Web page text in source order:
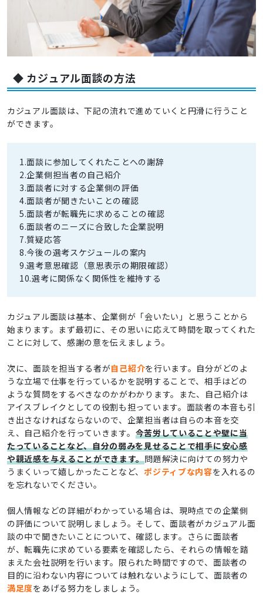
◆ カジュアル面談の方法
カジュアル面談は、下記の流れで進めていくと円滑に行うこと
ができます。
1.面談に参加してくれたことへの謝辞
2.企業側担当者の自己紹介
3.面談者に対する企業側の評価
4.面談者が聞きたいことの確認
5.面談者が転職先に求めることの確認
6.面談者のニーズに合致した企業説明
7.質疑応答
8.今後の選考スケジュールの案内
9.選考意思確認（意思表示の期限確認）
10.選考に関係なく関係性を維持する
カジュアル面談は基本、企業側が「会いたい」と思うことから
始まります。まず最初に、その思いに応えて時間を取ってくれた
ことに対して、感謝の意を伝えましょう。
次に、面談を担当する者が自己紹介を行います。自分がどのよ
うな立場で仕事を行っているかを説明することで、相手はどの
ような質問をするべきなのかがわかります。また、自己紹介は
アイスブレイクとしての役割も担っています。面談者の本音も引
き出さなければならないので、企業担当者は自らの本音を交
え、自己紹介を行っていきます。 今苦労していることや壁に当
たっていることなど、自分の弱みを見せることで相手に安心感
や親近感を与えることができます。問題解決に向けての努力や
うまくいって嬉しかったことなど、ポジティブな内容を入れるの
を忘れないでください。
個人情報などの詳細がわかっている場合は、現時点での企業側
の評価について説明しましょう。そして、面談者がカジュアル面
談の中で聞きたいことについて、確認します。さらに面談者
が、転職先に求めている要素を確認したら、それらの情報を踏
まえた会社説明を行います。限られた時間ですので、面談者の
目的に沿わない内容については触れないようにして、面談者の
満足度をあげる努力をしましょう。